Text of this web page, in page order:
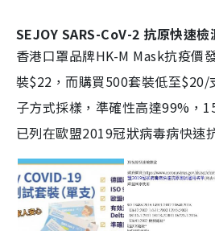
SEJOY SARS-CoV-2 抗原快速檢
香港口罩品牌HK-M Mask抗疫價
裝$22，而購買500套裝低至$20/
子方式採樣，準確性高達99%，
已列在歐盟2019冠狀病毒病快速